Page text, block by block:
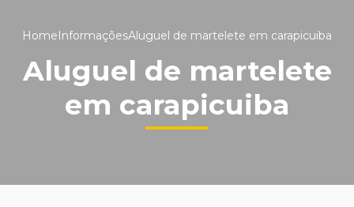
HomeInformaçõesAluguel de martelete em carapicuiba
Aluguel de martelete
em carapicuiba